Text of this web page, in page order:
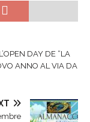
DAY DE “LA
ANNO AL VIA DA